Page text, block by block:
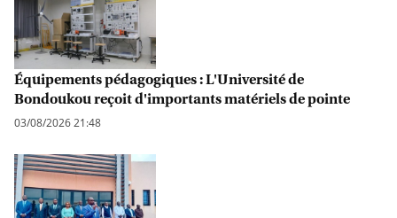
Équipements pédagogiques : L'Université de
Bondoukou reçoit d'importants matériels de pointe
03/08/2026 21:48